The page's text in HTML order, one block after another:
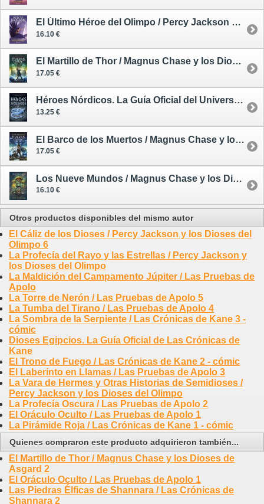
El Último Héroe del Olimpo / Percy Jackson y los Dioses del Olimpo 5
16.10 €
El Martillo de Thor / Magnus Chase y los Dioses de Asgard 2
17.05 €
Héroes Nórdicos. La Guía Oficial del Universo de Magnus Chase
13.25 €
El Barco de los Muertos / Magnus Chase y los Dioses de Asgard 3
17.05 €
Los Nueve Mundos / Magnus Chase y los Dioses de Asgard 4
16.10 €
Otros productos disponibles del mismo autor
El Cáliz de los Dioses / Percy Jackson y los Dioses del
Olimpo 6
La Profecía del Rayo y las Estrellas / Percy Jackson y
los Dioses del Olimpo
La Maldición del Campamento Júpiter / Las Pruebas de
Apolo
La Torre de Nerón / Las Pruebas de Apolo 5
La Tumba del Tirano / Las Pruebas de Apolo 4
La Sombra de la Serpiente / Las Crónicas de Kane 3 -
cómic
Dioses Egipcios. La Guía Oficial de Las Crónicas de
Kane
El Trono de Fuego / Las Crónicas de Kane 2 - cómic
El Laberinto en Llamas / Las Pruebas de Apolo 3
La Vara de Hermes y Otras Historias de Semidioses /
Percy Jackson y los Dioses del Olimpo
La Profecía Oscura / Las Pruebas de Apolo 2
El Oráculo Oculto / Las Pruebas de Apolo 1
La Pirámide Roja / Las Crónicas de Kane 1 - cómic
Quienes compraron este producto adquirieron también...
El Martillo de Thor / Magnus Chase y los Dioses de
Asgard 2
El Oráculo Oculto / Las Pruebas de Apolo 1
Las Piedras Élficas de Shannara / Las Crónicas de
Shannara 2